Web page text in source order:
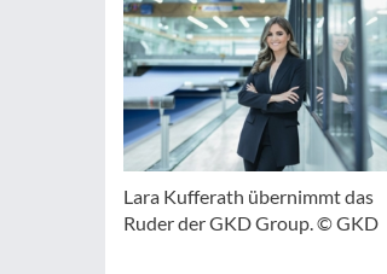
Lara Kufferath übernimmt das
Ruder der GKD Group. © GKD